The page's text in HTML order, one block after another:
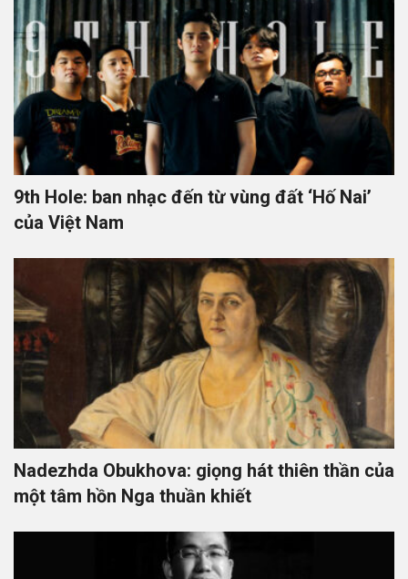
9th Hole: ban nhạc đến từ vùng đất ‘Hố Nai’
của Việt Nam
Nadezhda Obukhova: giọng hát thiên thần của
một tâm hồn Nga thuần khiết